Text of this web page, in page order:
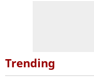
Trending